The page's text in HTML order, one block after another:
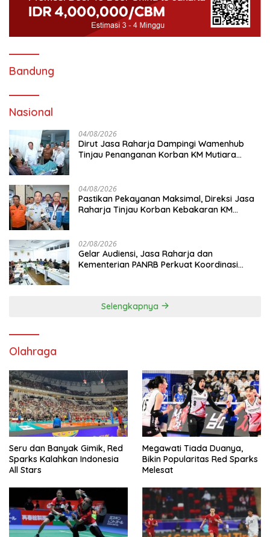
Bandung
Nasional
04/08/2026
Dirut Jasa Raharja Dampingi Wamenhub
Tinjau Penanganan Korban KM Mutiara
04/08/2026
Pastikan Pekayanan Maksimal, Direksi Jasa
Raharja Tinjau Korban Kebakaran KM
02/08/2026
Gelar Audiensi, Jasa Raharja dan
Kementerian PANRB Perkuat Koordinasi
Selengkapnya
Olahraga
Seru dan Banyak Gimik, Red
Sparks Kalahkan Indonesia
All Stars
Megawati Tiada Duanya,
Bikin Popularitas Red Sparks
Melesat